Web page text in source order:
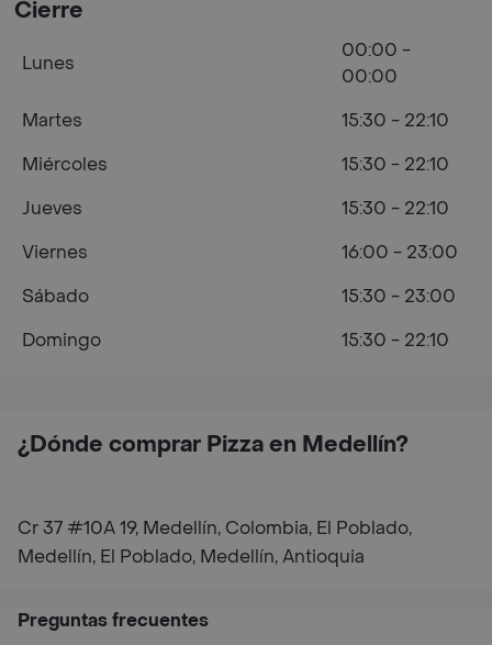
¿Dónde comprar Pizza en Medellín?
Cr 37 #10A 19, Medellín, Colombia, El Poblado,
Medellín, El Poblado, Medellín, Antioquia
Cierre
Lunes
00:00 -
00:00
Martes
15:30 - 22:10
Miércoles
15:30 - 22:10
Jueves
15:30 - 22:10
Viernes
16:00 - 23:00
Sábado
15:30 - 23:00
Domingo
15:30 - 22:10
Preguntas frecuentes